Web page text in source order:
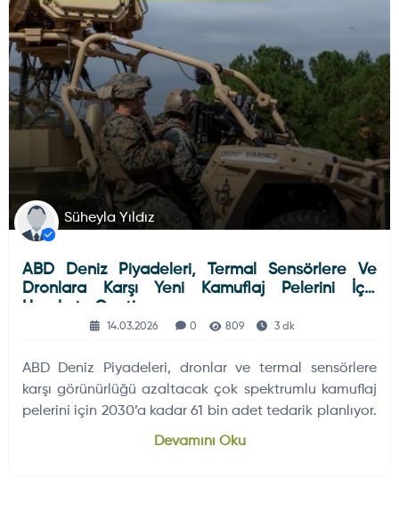
Süheyla Yıldız
ABD Deniz Piyadeleri, Termal Sensörlere Ve
Dronlara Karşı Yeni Kamuflaj Pelerini İçin
Harekete Geçti
14.03.2026 0 809 3 dk
ABD Deniz Piyadeleri, dronlar ve termal sensörlere
karşı görünürlüğü azaltacak çok spektrumlu kamuflaj
pelerini için 2030’a kadar 61 bin adet tedarik planlıyor.
Devamını Oku
Deniz Haberleri
Uydu ve Uzay Haberi 44
Silah ve Mühimmatlar 231
Füze ve Roketler 226
Dünyadan Gelişmeler